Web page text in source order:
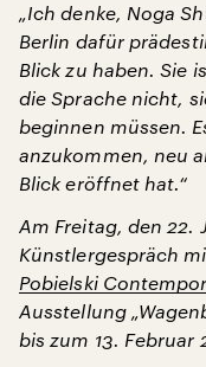
„Ich denke, Noga
Berlin dafür
Blick zu haben. Sie
die Sprache nicht,
beginnen müssen.
anzukommen, neu
Blick eröffnet hat.“
Am Freitag, den 22.
Künstlergespräch
Pobielski
Ausstellung
bis zum 13. Februar